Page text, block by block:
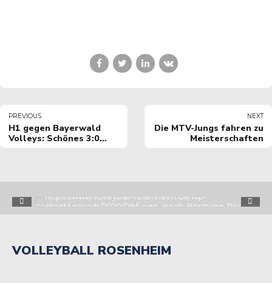
PREVIOUS
H1 gegen Bayerwald
Volleys: Schönes 3:0
NEXT
Die MTV-Jungs fahren zu
Meisterschaften
VOLLEYBALL ROSENHEIM